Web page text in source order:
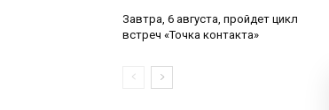
Завтра, 6 августа, пройдет цикл
встреч «Точка контакта»